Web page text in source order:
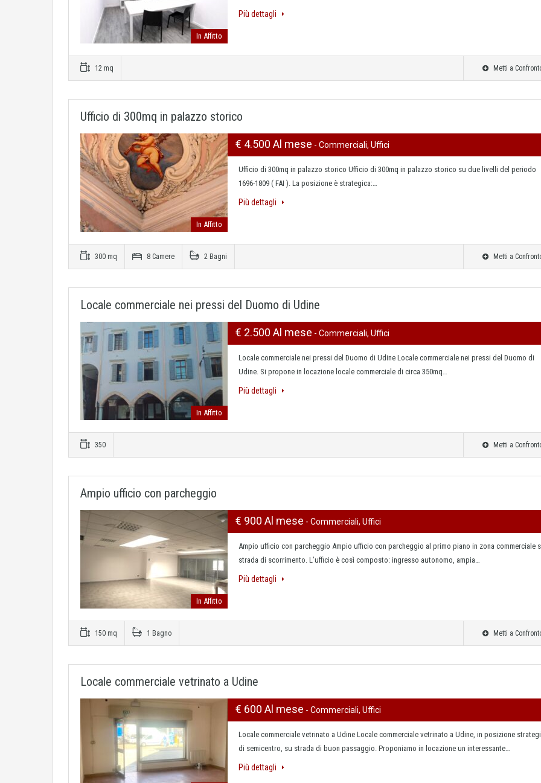
In Affitto
Più dettagli
12 mq Metti a
Ufficio di 300mq in palazzo storico
In Affitto
€ 4.500 Al mese - Commerciali, Uffici
Ufficio di 300mq in palazzo storico Ufficio di 300mq in palazzo storico su due livelli del periodo
1696-1809 ( FAI ). La posizione è strategica:…
Più dettagli
300 mq 8 Camere 2 Bagni Metti a
Locale commerciale nei pressi del Duomo di Udine
In Affitto
€ 2.500 Al mese - Commerciali, Uffici
Locale commerciale nei pressi del Duomo di Udine Locale commerciale nei pressi del Duomo di
Udine. Si propone in locazione locale commerciale di circa 350mq…
Più dettagli
350 Metti a
Ampio ufficio con parcheggio
In Affitto
€ 900 Al mese - Commerciali, Uffici
Ampio ufficio con parcheggio Ampio ufficio con parcheggio al primo piano in zona commerciale
strada di scorrimento. L’ufficio è così composto: ingresso autonomo, ampia…
Più dettagli
150 mq 1 Bagno Metti a
Locale commerciale vetrinato a Udine
€ 600 Al mese - Commerciali, Uffici
Locale commerciale vetrinato a Udine Locale commerciale vetrinato a Udine, in posizione
di semicentro, su strada di buon passaggio. Proponiamo in locazione un interessante…
Più dettagli